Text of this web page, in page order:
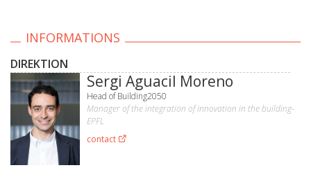
INFORMATIONS
DIREKTION
Sergi Aguacil Moreno
Head of Building2050
Manager of the integration of innovation in the building-
EPFL
contact